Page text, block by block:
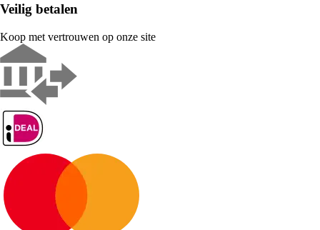
Veilig betalen
Koop met vertrouwen op onze site